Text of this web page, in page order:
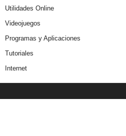
Utilidades Online
Videojuegos
Programas y Aplicaciones
Tutoriales
Internet